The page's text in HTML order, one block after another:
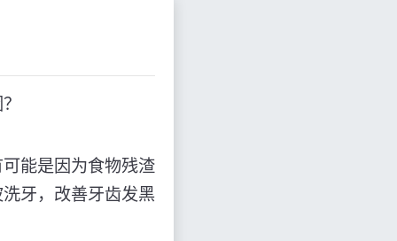
能是因为食物残渣
牙，改善牙齿发黑